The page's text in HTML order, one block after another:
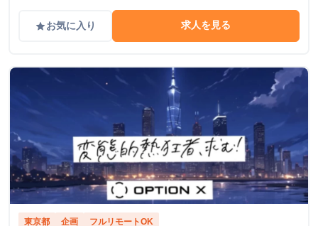
gradeお気に入り 求人を見る
東京都 企画 フルリモートOK